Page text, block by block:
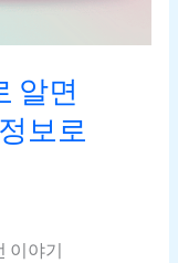
알면
보로
이야기